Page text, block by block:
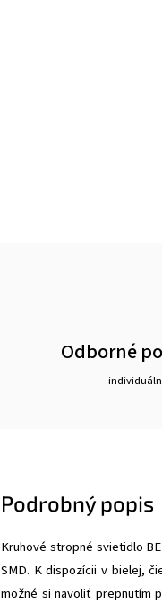
Odborné
Podrobný popis
Kruhové stropné svietidlo
SMD. K dispozícii v bielej,
možné si navoliť prepnutím